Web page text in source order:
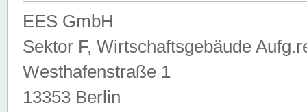
EES GmbH
Sektor F, Wirtschaftsgebäude
Westhafenstraße 1
13353 Berlin